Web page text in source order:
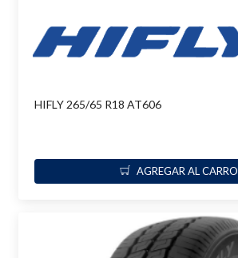
HIFLY 265/65 R18 AT606
AGREGAR AL CARRO